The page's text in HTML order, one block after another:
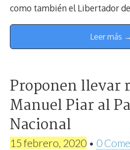
como también el Libertador
Leer más →
Proponen llevar
Manuel Piar al
Nacional
15 febrero, 2020 • 0